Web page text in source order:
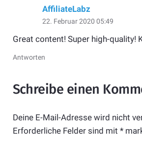
AffiliateLabz
22. Februar 2020 05:49
Great content! Super high-quality!
Antworten
Schreibe einen
Deine E-Mail-Adresse wird nicht
Erforderliche Felder sind mit *